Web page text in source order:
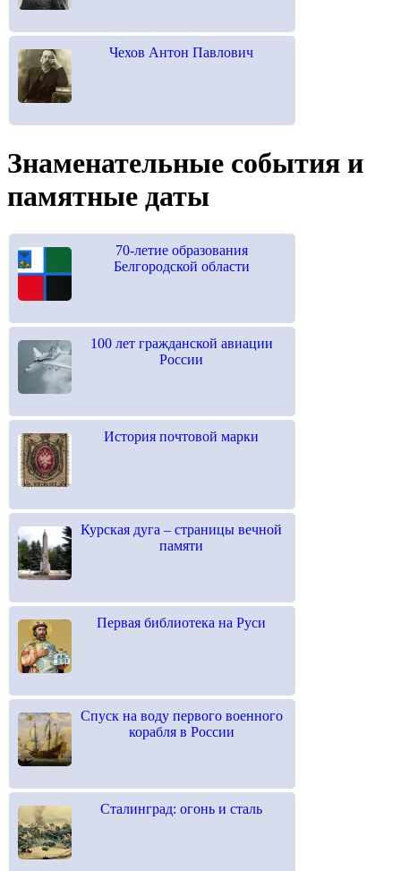
Чехов Антон Павлович
Знаменательные события и
памятные даты
70-летие образования
Белгородской области
100 лет гражданской авиации
России
История почтовой марки
Курская дуга – страницы вечной
памяти
Первая библиотека на Руси
Спуск на воду первого военного
корабля в России
Сталинград: огонь и сталь